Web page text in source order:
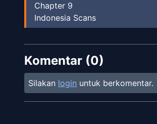
Chapter 9
Indonesia Scans
Chapter8-Hal-Hal Sepele
Indonesia Scans
Chapter7-Keberadaan Matahari
Indonesia Scans
Komentar (0)
Silakan login untuk berkomentar.